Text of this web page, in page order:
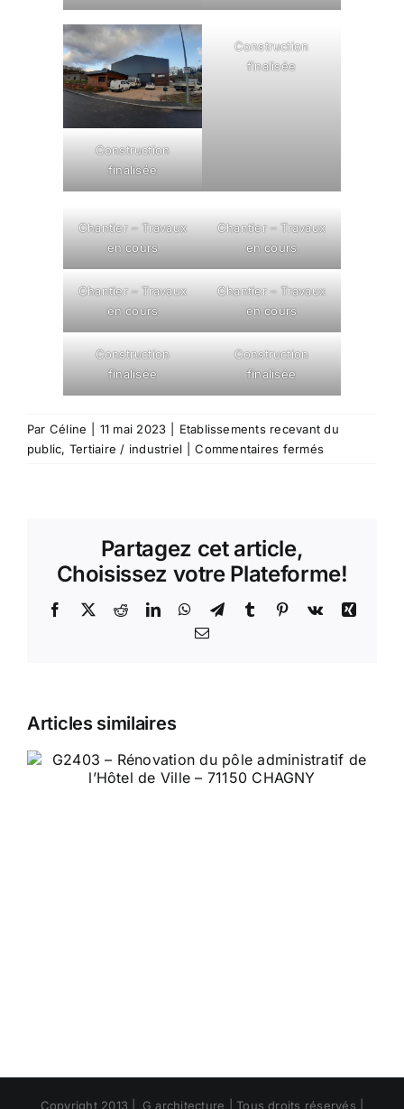
Construction
finalisée
Construction
finalisée
Chantier – Travaux
en cours
Chantier – Travaux
en cours
Chantier – Travaux
en cours
Chantier – Travaux
en cours
Construction
finalisée
Construction
finalisée
Par Céline 11 mai 2023
Etablissements recevant du
public, Tertiaire / industriel Commentaires ferméssur
artisanal
et
Partagez cet article,
Choisissez votre Plateforme!
Facebook
X RedditLinkedInWhatsApp
TelegramTumblr Pinterest
Vk
Xing
Email
Articles similaires
Copyright 2013 | .G architecture | Tous droits réservés |